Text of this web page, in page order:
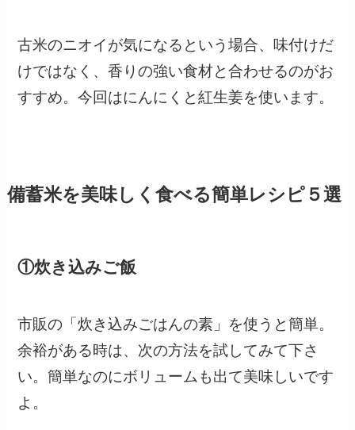
古米のニオイが気になるという場合、味付けだ
けではなく、香りの強い食材と合わせるのがお
すすめ。今回はにんにくと紅生姜を使います。
備蓄米を美味しく食べる簡単レシピ５選
①炊き込みご飯
市販の「炊き込みごはんの素」を使うと簡単。
余裕がある時は、次の方法を試してみて下さ
い。簡単なのにボリュームも出て美味しいです
よ。